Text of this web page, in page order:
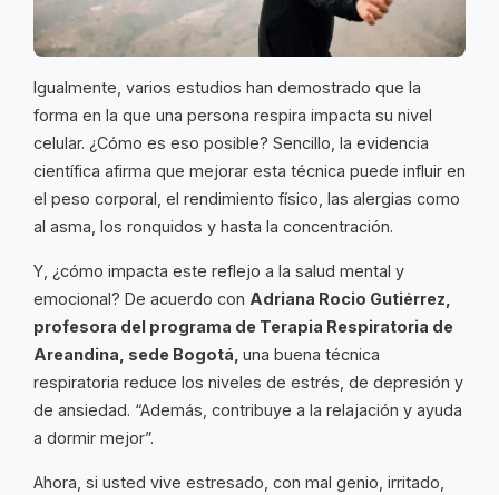
Igualmente, varios estudios han demostrado que la
forma en la que una persona respira impacta su nivel
celular. ¿Cómo es eso posible? Sencillo, la evidencia
científica afirma que mejorar esta técnica puede influir en
el peso corporal, el rendimiento físico, las alergias como
al asma, los ronquidos y hasta la concentración.
Y, ¿cómo impacta este reflejo a la salud mental y
emocional? De acuerdo con Adriana Rocio Gutiérrez,
profesora del programa de Terapia Respiratoria de
Areandina, sede Bogotá, una buena técnica
respiratoria reduce los niveles de estrés, de depresión y
de ansiedad. “Además, contribuye a la relajación y ayuda
a dormir mejor”.
Ahora, si usted vive estresado, con mal genio, irritado,